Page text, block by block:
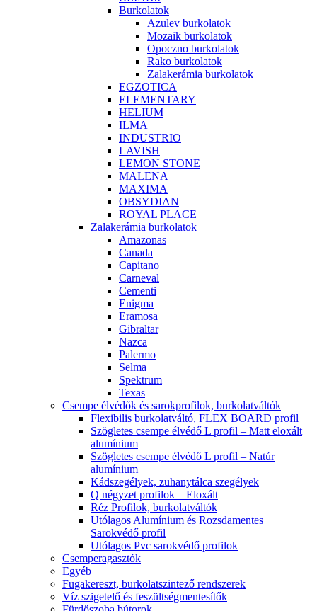
Burkolatok
Azulev burkolatok
Mozaik burkolatok
Opoczno burkolatok
Rako burkolatok
Zalakerámia burkolatok
EGZOTICA
ELEMENTARY
HELIUM
ILMA
INDUSTRIO
LAVISH
LEMON STONE
MALENA
MAXIMA
OBSYDIAN
ROYAL PLACE
Zalakerámia burkolatok
Amazonas
Canada
Capitano
Carneval
Cementi
Enigma
Eramosa
Gibraltar
Nazca
Palermo
Selma
Spektrum
Texas
Csempe élvédők és sarokprofilok, burkolatváltók
Flexibilis burkolatváltó, FLEX BOARD profil
Szögletes csempe élvédő L profil – Matt eloxált
alumínium
Szögletes csempe élvédő L profil – Natúr
alumínium
Kádszegélyek, zuhanytálca szegélyek
Q négyzet profilok – Eloxált
Réz Profilok, burkolatváltók
Utólagos Alumínium és Rozsdamentes
Sarokvédő profil
Utólagos Pvc sarokvédő profilok
Csemperagasztók
Egyéb
Fugakereszt, burkolatszintező rendszerek
Víz szigetelő és feszültségmentesítők